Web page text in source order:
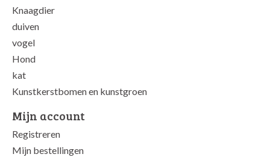
Knaagdier
duiven
vogel
Hond
kat
Kunstkerstbomen en kunstgroen
Mijn account
Registreren
Mijn bestellingen